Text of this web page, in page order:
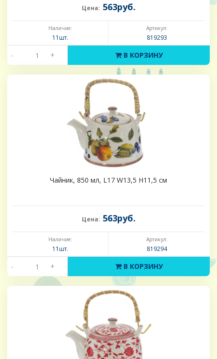
Цена: 563руб.
Наличие:
11шт.
Артикул:
819293
- + В КОРЗИНУ
Чайник, 850 мл, L17 W13,5 H11,5 см
Цена: 563руб.
Наличие:
11шт.
Артикул:
819294
- + В КОРЗИНУ